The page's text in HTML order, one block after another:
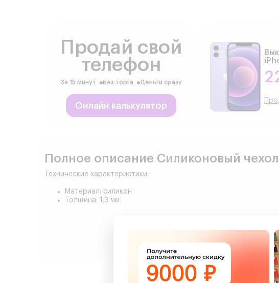
Продай свой
телефон
За 15 минут Без торга Деньги сразу
Онлайн калькулятор
Полное описание Силиконовый
Технические характеристики:
Материал: силикон
Толщина: 1.3 мм